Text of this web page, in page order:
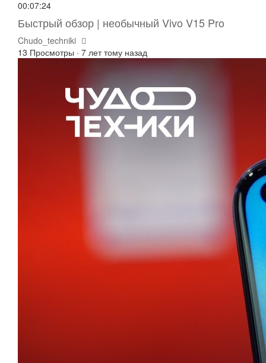
00:07:24
Быстрый обзор | необычный Vivo V15 Pro
Chudo_techniki
13 Просмотры · 7 лет тому назад